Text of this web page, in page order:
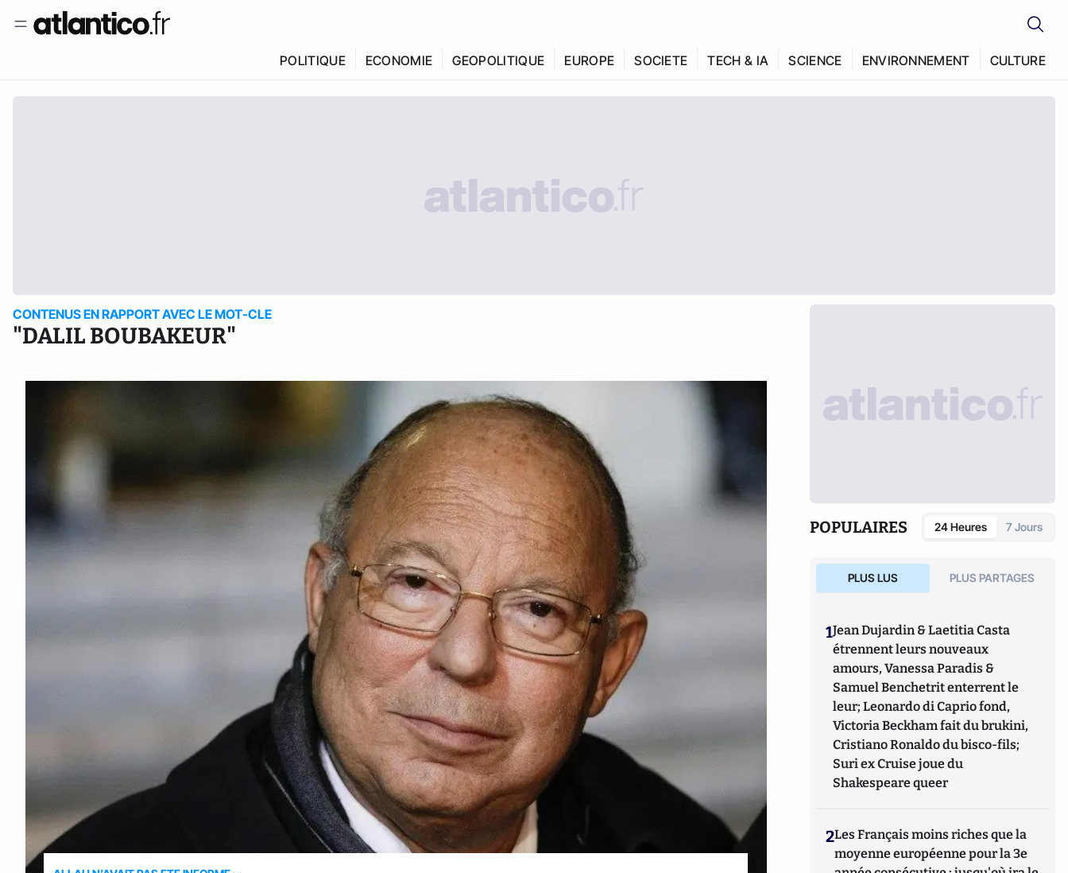
POLITIQUE ECONOMIE GEOPOLITIQUE EUROPE SOCIETE TECH & IA SCIENCE ENVIRONNEMENT CULTURE
CONTENUS EN RAPPORT AVEC LE MOT-CLE
"DALIL BOUBAKEUR"
POPULAIRES 24 Heures 7 Jours
PLUS LUS PLUS PARTAGES
1Jean Dujardin & Laetitia Casta
étrennent leurs nouveaux
amours, Vanessa Paradis &
Samuel Benchetrit enterrent le
leur; Leonardo di Caprio fond,
Victoria Beckham fait du brukini,
Cristiano Ronaldo du bisco-fils;
Suri ex Cruise joue du
Shakespeare queer
2Les Français moins riches que la
moyenne européenne pour la 3e